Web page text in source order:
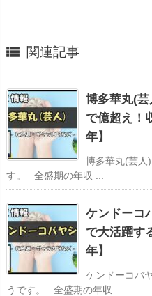
 関連記事
博多華丸(芸
で億超え！
年】
博多華丸(芸人
す。 全盛期の年収 ...
ケンドーコ
で大活躍す
年】
ケンドーコバ
うです。 全盛期の年収 ...